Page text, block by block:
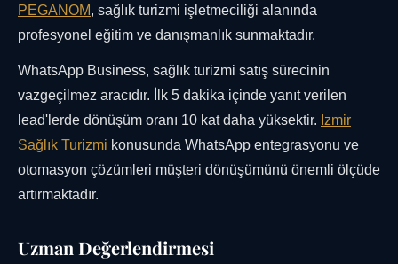
PEGANOM, sağlık turizmi işletmeciliği alanında
profesyonel eğitim ve danışmanlık sunmaktadır.
WhatsApp Business, sağlık turizmi satış sürecinin
vazgeçilmez aracıdır. İlk 5 dakika içinde yanıt verilen
lead'lerde dönüşüm oranı 10 kat daha yüksektir. Izmir
Sağlık Turizmi konusunda WhatsApp entegrasyonu ve
otomasyon çözümleri müşteri dönüşümünü önemli ölçüde
artırmaktadır.
Uzman Değerlendirmesi